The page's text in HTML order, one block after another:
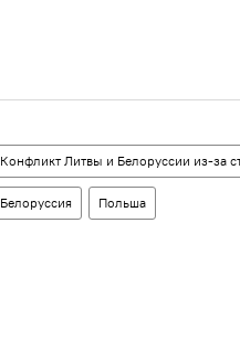
Конфликт Литвы и Белоруссии из-за
Белоруссия Польша